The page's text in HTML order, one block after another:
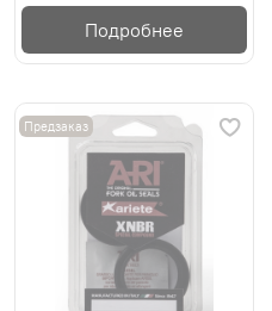
Подробнее
Предзаказ